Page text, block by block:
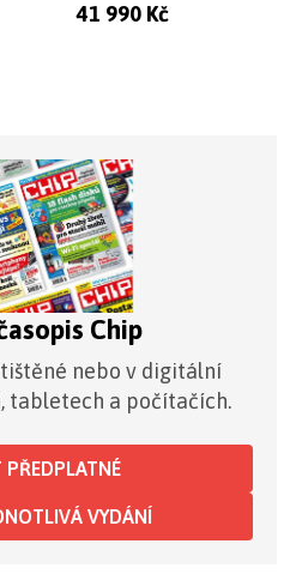
Kč
Chip
nebo v digitální
tabletech a počítačích.
PŘEDPLATNÉ
VYDÁNÍ